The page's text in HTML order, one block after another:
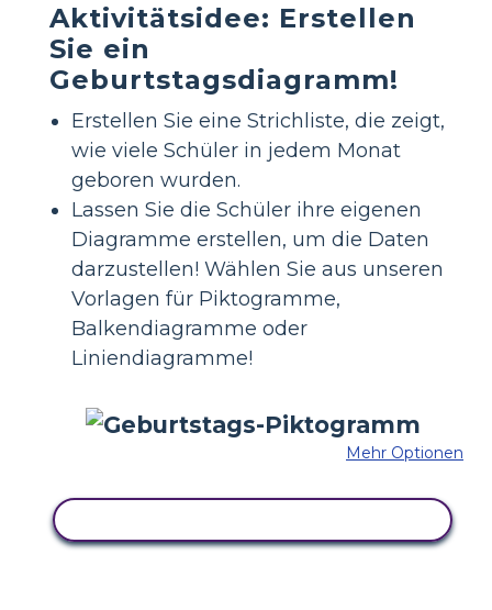
Aktivitätsidee: Erstellen
Sie ein
Geburtstagsdiagramm!
Erstellen Sie eine Strichliste, die zeigt,
wie viele Schüler in jedem Monat
geboren wurden.
Lassen Sie die Schüler ihre eigenen
Diagramme erstellen, um die Daten
darzustellen! Wählen Sie aus unseren
Vorlagen für Piktogramme,
Balkendiagramme oder
Liniendiagramme!
Mehr Optionen